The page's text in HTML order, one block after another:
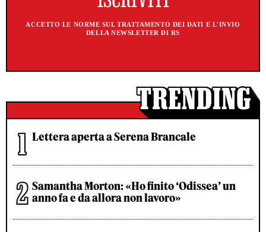
ACCETTO LE NORME SUL TRATTAMENTO DEI DATI E L'INVIO
DELLA NEWSLETTER DI RS
Lettera aperta a Serena Brancale
Samantha Morton: «Ho finito ‘Odissea’ un
anno fa e da allora non lavoro»